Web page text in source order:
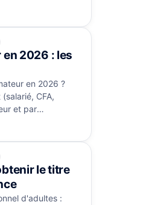
2026 : les
en 2026 ?
CFA,
et par
pour progresser.
le titre
d'adultes :